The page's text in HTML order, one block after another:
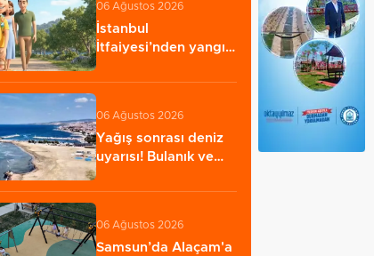
06 Ağustos 2026
İstanbul
İtfaiyesi’nden yangın
06 Ağustos 2026
Yağış sonrası deniz
uyarısı! Bulanık ve
06 Ağustos 2026
Samsun’da Alaçam'a